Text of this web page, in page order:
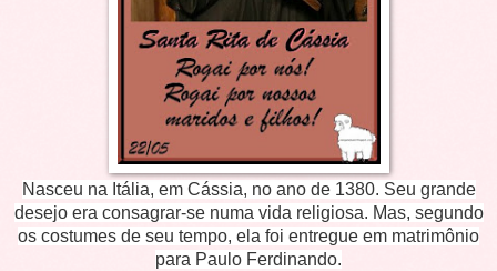
Nasceu na Itália, em Cássia, no ano de 1380. Seu grande
desejo era consagrar-se numa vida religiosa. Mas, segundo
os costumes de seu tempo, ela foi entregue em matrimônio
para Paulo Ferdinando.